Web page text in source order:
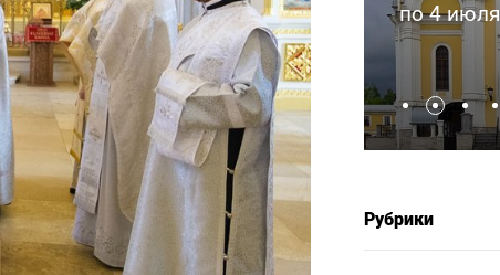
июля
по 4 июля
Рубрики